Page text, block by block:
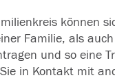
können
Familie, als
und so eine
in Kontakt mit